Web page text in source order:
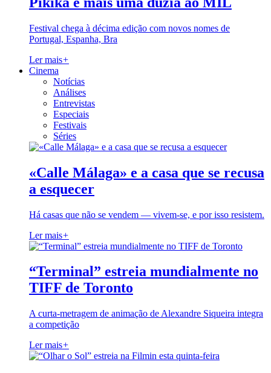
Festival chega à décima edição com novos nomes de
Portugal, Espanha, Bra
Ler mais+
Cinema
Notícias
Análises
Entrevistas
Especiais
Festivais
Séries
«Calle Málaga» e a casa que se recusa
a esquecer
Há casas que não se vendem — vivem-se, e por isso resistem.
Ler mais+
“Terminal” estreia mundialmente no
TIFF de Toronto
A curta-metragem de animação de Alexandre Siqueira integra
a competição
Ler mais+